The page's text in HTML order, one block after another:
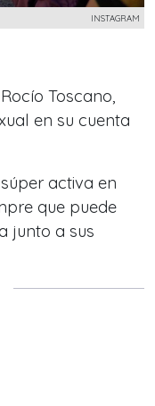
INSTAGRAM
Toscano,
en su cuenta
activa en
que puede
junto a sus